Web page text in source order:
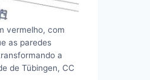
vermelho, com
as paredes
a
de Tübingen, CC